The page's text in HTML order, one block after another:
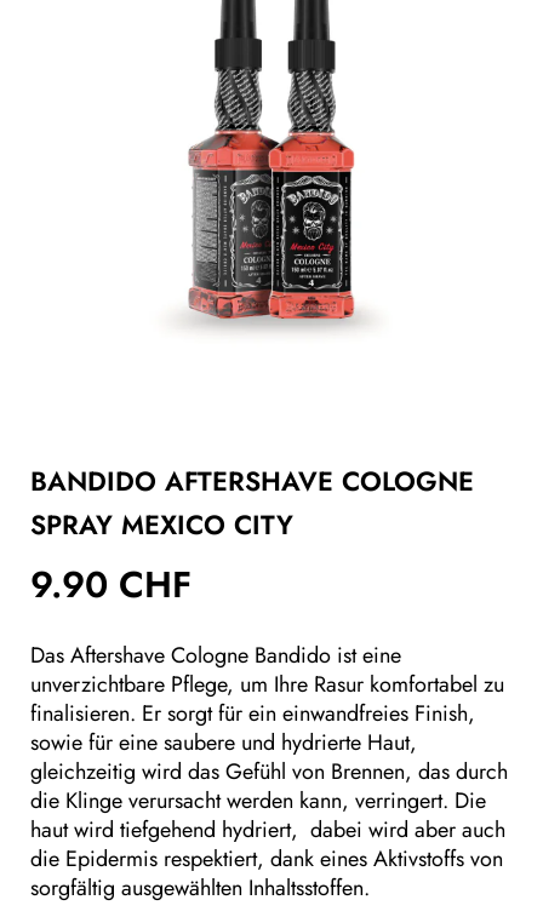
BANDIDO AFTERSHAVE COLOGNE
SPRAY MEXICO CITY
9.90 CHF
Das Aftershave Cologne Bandido ist eine
unverzichtbare Pflege, um Ihre Rasur komfortabel zu
finalisieren. Er sorgt für ein einwandfreies Finish,
sowie für eine saubere und hydrierte Haut,
gleichzeitig wird das Gefühl von Brennen, das durch
die Klinge verursacht werden kann, verringert. Die
haut wird tiefgehend hydriert, dabei wird aber auch
die Epidermis respektiert, dank eines Aktivstoffs von
sorgfältig ausgewählten Inhaltsstoffen.